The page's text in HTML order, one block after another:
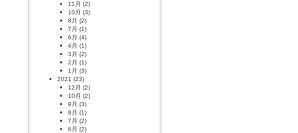
11月 (2)
10月 (3)
8月 (2)
7月 (1)
6月 (4)
4月 (1)
3月 (2)
2月 (1)
1月 (3)
2021 (23)
12月 (2)
10月 (2)
9月 (3)
8月 (1)
7月 (2)
6月 (2)